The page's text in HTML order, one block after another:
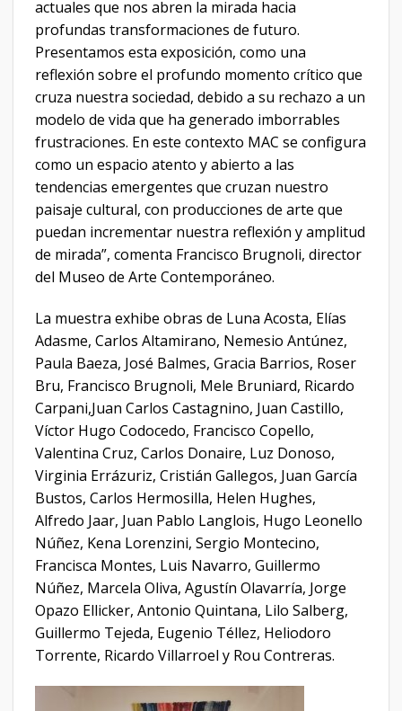
actuales que nos abren la mirada hacia
profundas transformaciones de futuro.
Presentamos esta exposición, como una
reflexión sobre el profundo momento crítico que
cruza nuestra sociedad, debido a su rechazo a un
modelo de vida que ha generado imborrables
frustraciones. En este contexto MAC se configura
como un espacio atento y abierto a las
tendencias emergentes que cruzan nuestro
paisaje cultural, con producciones de arte que
puedan incrementar nuestra reflexión y amplitud
de mirada”, comenta Francisco Brugnoli, director
del Museo de Arte Contemporáneo.
La muestra exhibe obras de Luna Acosta, Elías
Adasme, Carlos Altamirano, Nemesio Antúnez,
Paula Baeza, José Balmes, Gracia Barrios, Roser
Bru, Francisco Brugnoli, Mele Bruniard, Ricardo
Carpani,Juan Carlos Castagnino, Juan Castillo,
Víctor Hugo Codocedo, Francisco Copello,
Valentina Cruz, Carlos Donaire, Luz Donoso,
Virginia Errázuriz, Cristián Gallegos, Juan García
Bustos, Carlos Hermosilla, Helen Hughes,
Alfredo Jaar, Juan Pablo Langlois, Hugo Leonello
Núñez, Kena Lorenzini, Sergio Montecino,
Francisca Montes, Luis Navarro, Guillermo
Núñez, Marcela Oliva, Agustín Olavarría, Jorge
Opazo Ellicker, Antonio Quintana, Lilo Salberg,
Guillermo Tejeda, Eugenio Téllez, Heliodoro
Torrente, Ricardo Villarroel y Rou Contreras.